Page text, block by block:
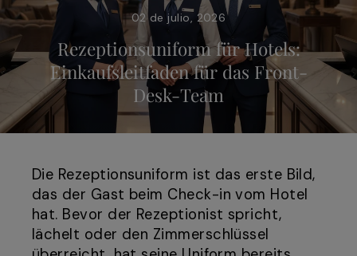
02 de julio, 2026
Rezeptionsuniform für Hotels:
Einkaufsleitfaden für das Front-
Desk-Team
Die Rezeptionsuniform ist das erste Bild,
das der Gast beim Check-in vom Hotel
hat. Bevor der Rezeptionist spricht,
lächelt oder den Zimmerschlüssel